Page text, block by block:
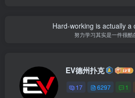
Hard-working is actually a
努力学习其实是一件很酷
EV德州扑克
17 6297 1